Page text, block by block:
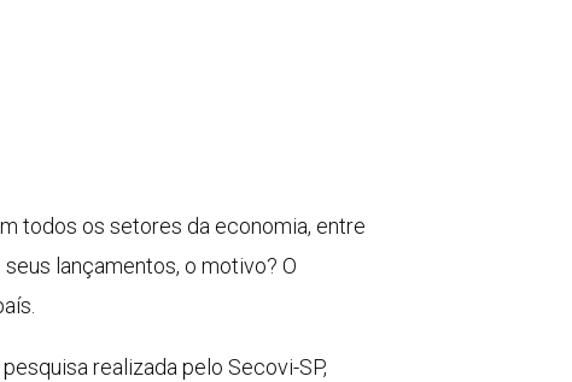
todos os setores da economia, entre
lançamentos, o motivo? O
realizada pelo Secovi-SP,